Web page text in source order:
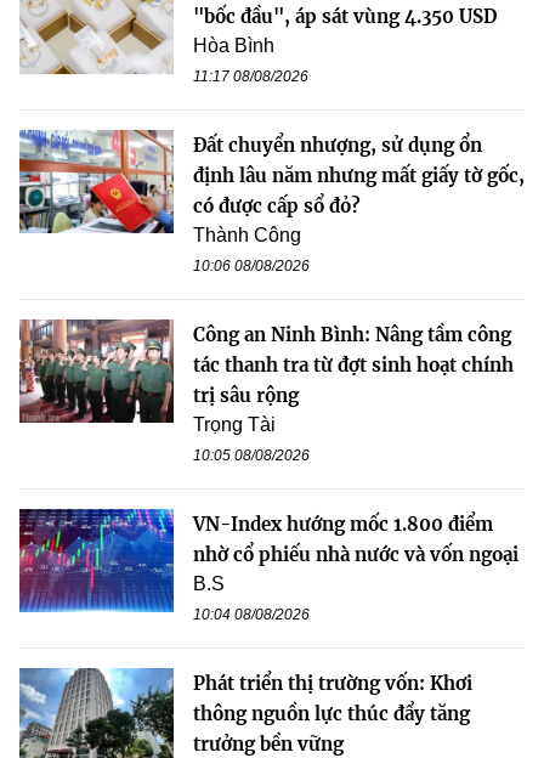
"bốc đầu", áp sát vùng 4.350 USD
Hòa Bình
11:17 08/08/2026
Đất chuyển nhượng, sử dụng ổn
định lâu năm nhưng mất giấy tờ gốc,
có được cấp sổ đỏ?
Thành Công
10:06 08/08/2026
Công an Ninh Bình: Nâng tầm công
tác thanh tra từ đợt sinh hoạt chính
trị sâu rộng
Trọng Tài
10:05 08/08/2026
VN-Index hướng mốc 1.800 điểm
nhờ cổ phiếu nhà nước và vốn ngoại
B.S
10:04 08/08/2026
Phát triển thị trường vốn: Khơi
thông nguồn lực thúc đẩy tăng
trưởng bền vững